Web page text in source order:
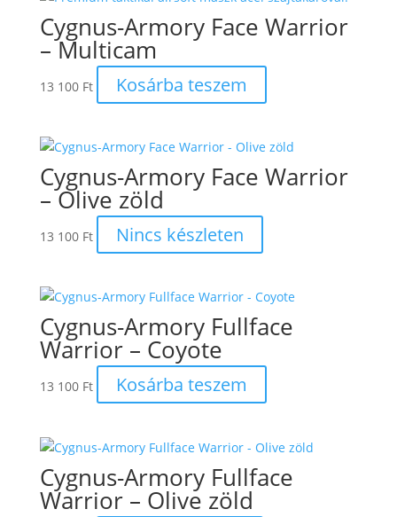
Cygnus-Armory Face Warrior
– Multicam
13 100 Ft Kosárba teszem
Cygnus-Armory Face Warrior
– Olive zöld
13 100 Ft Nincs készleten
Cygnus-Armory Fullface
Warrior – Coyote
13 100 Ft Kosárba teszem
Cygnus-Armory Fullface
Warrior – Olive zöld